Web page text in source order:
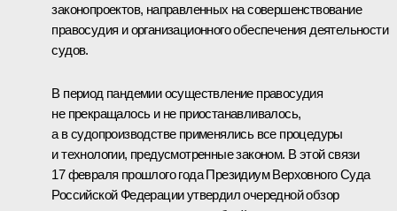
законопроектов, направленных на совершенствование
правосудия и организационного обеспечения деятельности
судов.
В период пандемии осуществление правосудия
не прекращалось и не приостанавливалось,
а в судопроизводстве применялись все процедуры
и технологии, предусмотренные законом. В этой связи
17 февраля прошлого года Президиум Верховного Суда
Российской Федерации утвердил очередной обзор